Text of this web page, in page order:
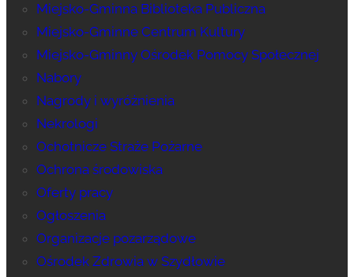
Miejsko-Gminna Biblioteka Publiczna
Miejsko-Gminne Centrum Kultury
Miejsko-Gminny Ośrodek Pomocy Społecznej
Nabory
Nagrody i wyróżnienia
Nekrologi
Ochotnicze Straże Pożarne
Ochrona środowiska
Oferty pracy
Ogłoszenia
Organizacje pozarządowe
Ośrodek Zdrowia w Szydłowie